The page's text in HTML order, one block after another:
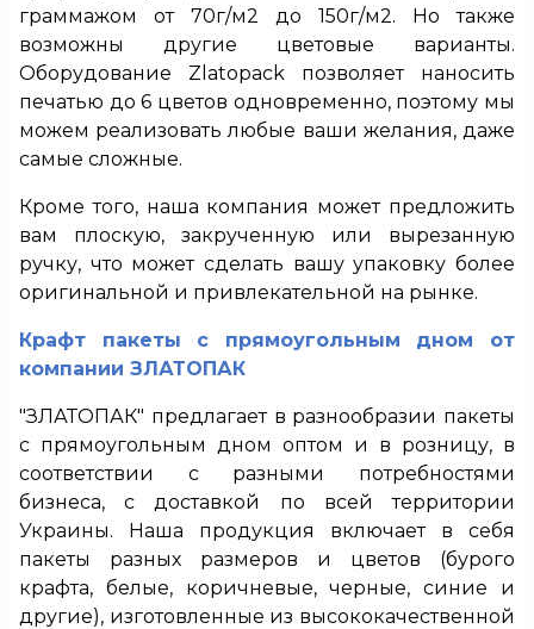
граммажом от 70г/м2 до 150г/м2. Но также
возможны другие цветовые варианты.
Оборудование Zlatopack позволяет наносить
печатью до 6 цветов одновременно, поэтому мы
можем реализовать любые ваши желания, даже
самые сложные.
Кроме того, наша компания может предложить
вам плоскую, закрученную или вырезанную
ручку, что может сделать вашу упаковку более
оригинальной и привлекательной на рынке.
Крафт пакеты с прямоугольным дном от
компании ЗЛАТОПАК
"ЗЛАТОПАК" предлагает в разнообразии пакеты
с прямоугольным дном оптом и в розницу, в
соответствии с разными потребностями
бизнеса, с доставкой по всей территории
Украины. Наша продукция включает в себя
пакеты разных размеров и цветов (бурого
крафта, белые, коричневые, черные, синие и
другие), изготовленные из высококачественной